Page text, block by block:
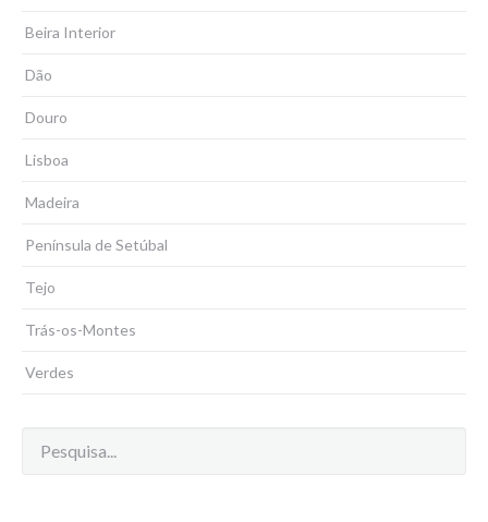
Beira Interior
Dão
Douro
Lisboa
Madeira
Península de Setúbal
Tejo
Trás-os-Montes
Verdes